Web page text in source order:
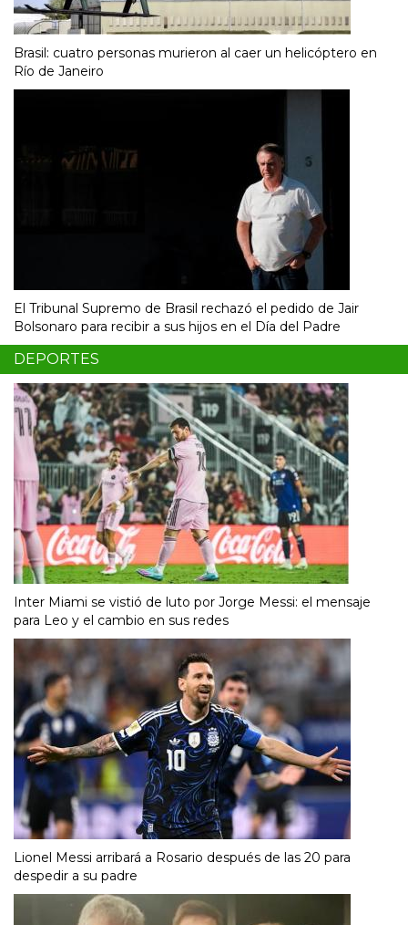
Brasil: cuatro personas murieron al caer un helicóptero en
Río de Janeiro
El Tribunal Supremo de Brasil rechazó el pedido de Jair
Bolsonaro para recibir a sus hijos en el Día del Padre
DEPORTES
Inter Miami se vistió de luto por Jorge Messi: el mensaje
para Leo y el cambio en sus redes
Lionel Messi arribará a Rosario después de las 20 para
despedir a su padre